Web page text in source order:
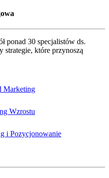
ponad 30 specjalistów ds.
strategie, które przynoszą
Marketing
Wzrostu
i Pozycjonowanie